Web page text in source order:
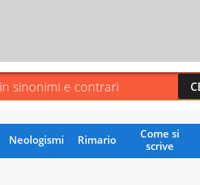
Neologismi Rimario
Come si
scrive